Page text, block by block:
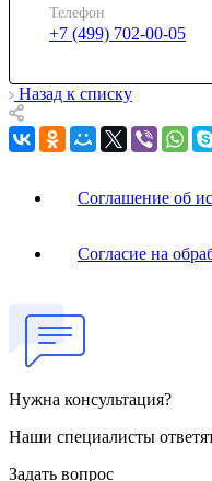
Телефон
+7 (499) 702-00-05
Назад к списку
Соглашение об
Согласие на
Нужна консультация?
Наши специалисты
Задать вопрос